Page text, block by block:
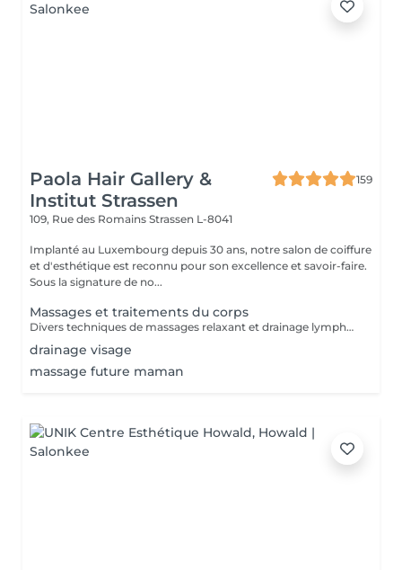
Paola Hair Gallery &
Institut Strassen
159
109, Rue des Romains Strassen L-8041
Implanté au Luxembourg depuis 30 ans, notre salon de coiffure
et d'esthétique est reconnu pour son excellence et savoir-faire.
Sous la signature de no...
Massages et traitements du corps
Divers techniques de massages relaxant et drainage lymphatique manuel
drainage visage
massage future maman